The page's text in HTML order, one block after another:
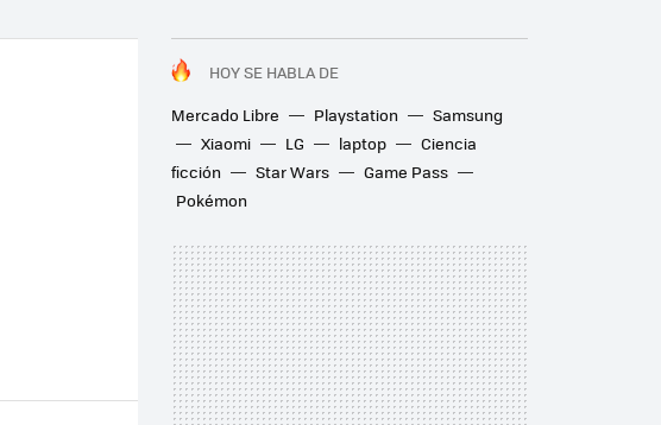
HOY SE HABLA DE
Mercado Libre
Playstation
Samsung
Xiaomi
LG laptop
Ciencia
ficción
Star Wars
Game Pass
Pokémon